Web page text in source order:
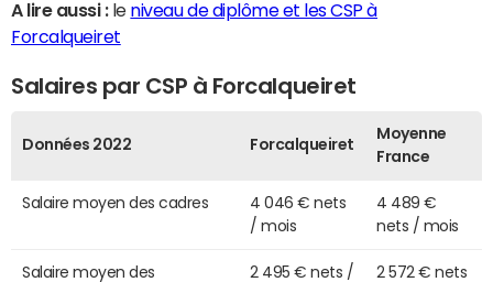
A lire aussi :le niveau de diplôme et les CSP à
Forcalqueiret
Salaires par CSP à Forcalqueiret
Données 2022 Forcalqueiret
Moyenne
France
Salaire moyen des cadres
4 046 € nets
/ mois
4 489 €
nets / mois
Salaire moyen des
2 495 € nets /
2 572 € nets